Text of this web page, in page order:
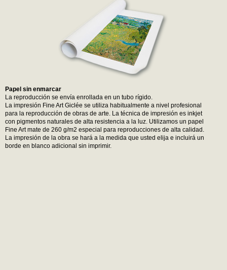
Papel sin enmarcar
La reproducción se envía enrollada en un tubo rígido.
La impresión Fine Art Giclée se utiliza habitualmente a nivel profesional
para la reproducción de obras de arte. La técnica de impresión es inkjet
con pigmentos naturales de alta resistencia a la luz. Utilizamos un papel
Fine Art mate de 260 g/m2 especial para reproducciones de alta calidad.
La impresión de la obra se hará a la medida que usted elija e incluirá un
borde en blanco adicional sin imprimir.